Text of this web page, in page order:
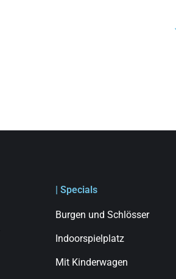
| Specials
Burgen und Schlösser
Indoorspielplatz
Mit Kinderwagen